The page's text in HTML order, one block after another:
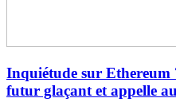
Inquiétude sur
futur glaçant et appelle